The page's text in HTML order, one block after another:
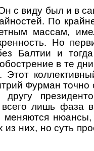
с виду был и в
По
массам,
Но
Балтии и
в те
Этот
Фурман точно
другу
всего лишь фаза
меняются нюансы,
из них, но суть